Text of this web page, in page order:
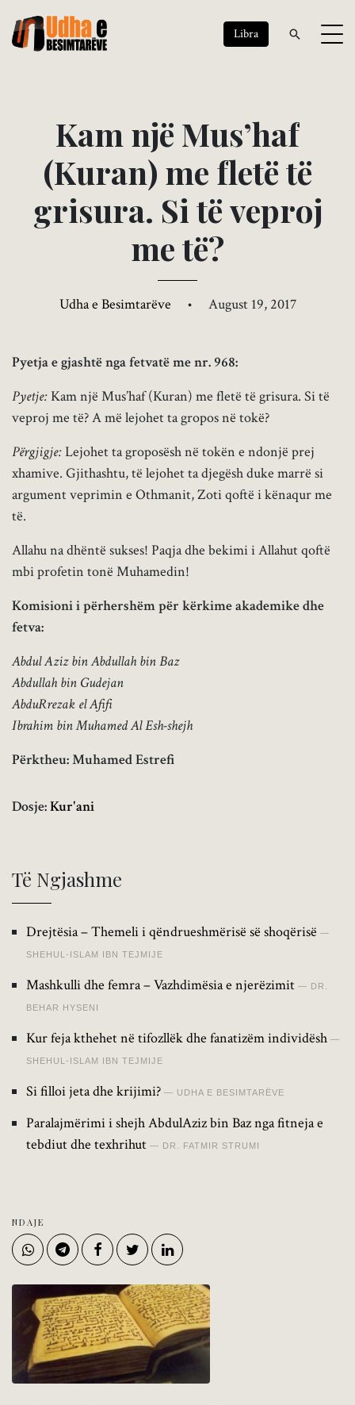
Libra
Kam një Mus’haf
(Kuran) me fletëtë
grisura. Si tëveproj
metë?
Udha e Besimtarëve • August 19, 2017
Pyetja e gjashtë nga fetvatë me nr. 968:
Pyetje:Kam një Mus’haf (Kuran) me fletë të grisura. Si të
veproj me të? A më lejohet ta gropos në tokë?
Përgjigje:Lejohet ta groposësh në tokën e ndonjë prej
xhamive. Gjithashtu, të lejohet ta djegësh duke marrë si
argument veprimin e Othmanit, Zoti qoftë i kënaqur me
të.
Allahu na dhëntë sukses! Paqja dhe bekimi i Allahut qoftë
mbi profetin tonë Muhamedin!
Komisioni i përhershëm për kërkime akademike dhe
fetva:
Abdul Aziz bin Abdullah bin Baz
Abdullah bin Gudejan
AbduRrezak el Afifi
Ibrahim bin Muhamed Al Esh-shejh
Përktheu: Muhamed Estrefi
Dosje:Kur'ani
Të Ngjashme
Drejtësia – Themeli i qëndrueshmërisë së shoqërisë
SHEHUL-ISLAM IBN TEJMIJE
Mashkulli dhe femra – Vazhdimësia e njerëzimit DR.
BEHAR HYSENI
Kur feja kthehet në tifozllëk dhe fanatizëm individësh
SHEHUL-ISLAM IBN TEJMIJE
Si filloi jeta dhe krijimi? UDHA E BESIMTARËVE
Paralajmërimi i shejh AbdulAziz bin Baz nga fitneja e
tebdiut dhe texhrihut
DR. FATMIR STRUMI
NDAJE